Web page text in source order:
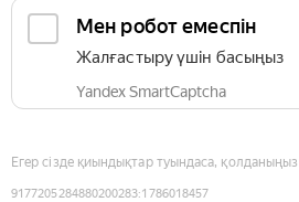
Мен робот емеспін
Жалғастыру үшін басыңыз
Yandex SmartCaptcha
Егер сізде қиындықтар туындаса, қолданыңыз
9177205284880200283:1786018457